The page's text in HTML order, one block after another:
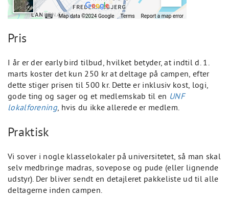
Pris
I år er der early bird tilbud, hvilket betyder, at indtil d. 1.
marts koster det kun 250 kr at deltage på campen, efter
dette stiger prisen til 500 kr. Dette er inklusiv kost, logi,
gode ting og sager og et medlemskab til en UNF
lokalforening, hvis du ikke allerede er medlem.
Praktisk
Vi sover i nogle klasselokaler på universitetet, så man skal
selv medbringe madras, sovepose og pude (eller lignende
udstyr). Der bliver sendt en detajleret pakkeliste ud til alle
deltagerne inden campen.